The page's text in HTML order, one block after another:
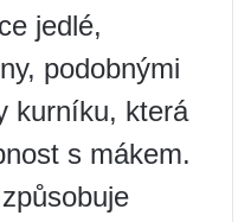
jedlé,
podobnými
kurníku, která
s mákem.